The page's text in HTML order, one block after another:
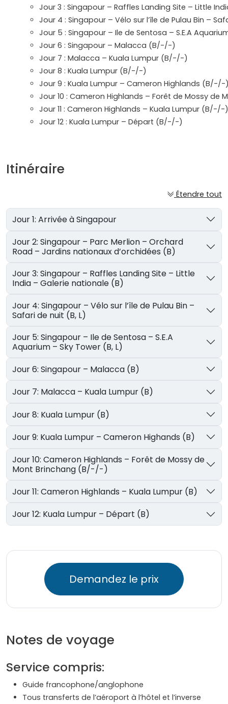
Jour 3 : Singapour – Raffles Landing Site – Little
Jour 4 : Singapour – Vélo sur l’île de Pulau Bin –
Jour 5 : Singapour – Ile de Sentosa – S.E.A
Jour 6 : Singapour – Malacca (B/-/-)
Jour 7 : Malacca – Kuala Lumpur (B/-/-)
Jour 8 : Kuala Lumpur (B/-/-)
Jour 9 : Kuala Lumpur – Cameron Highlands (B/-/-
Jour 10 : Cameron Highlands – Forêt de Mossy
Jour 11 : Cameron Highlands – Kuala Lumpur (B/-/-)
Jour 12 : Kuala Lumpur – Départ (B/-/-)
Itinéraire
Étendre tout
Jour 1: Arrivée à Singapour
Jour 2: Singapour – Parc Merlion – Orchard
Road – Jardins nationaux d’orchidées (B)
Jour 3: Singapour – Raffles Landing Site – Little
India – Galerie nationale (B)
Jour 4: Singapour – Vélo sur l’île de Pulau Bin –
Safari de nuit (B, L)
Jour 5: Singapour – Ile de Sentosa – S.E.A
Aquarium – Sky Tower (B, L)
Jour 6: Singapour – Malacca (B)
Jour 7: Malacca – Kuala Lumpur (B)
Jour 8: Kuala Lumpur (B)
Jour 9: Kuala Lumpur – Cameron Highands (B)
Jour 10: Cameron Highlands – Forêt de Mossy de
Mont Brinchang (B/-/-)
Jour 11: Cameron Highlands – Kuala Lumpur (B)
Jour 12: Kuala Lumpur – Départ (B)
Demandez le prix
Notes de voyage
Service compris:
Guide francophone/anglophone
Tous transferts de l’aéroport à l’hôtel et l’inverse